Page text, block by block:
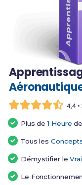
4,4
Plus de1 Heure
Tous les
Démystifier le
Le